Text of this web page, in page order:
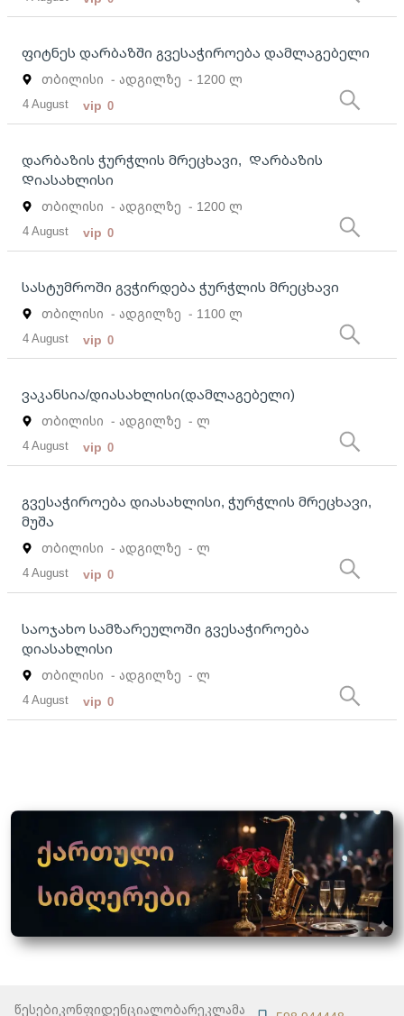
ფიტნეს დარბაზში გვესაჭიროება დამლაგებელი
თბილისი - ადგილზე - 1200 ლ
4 August vip 0
დარბაზის ჭურჭლის მრეცხავი, Დარბაზის
Დიასახლისი
თბილისი - ადგილზე - 1200 ლ
4 August vip 0
სასტუმროში გვჭირდება ჭურჭლის მრეცხავი
თბილისი - ადგილზე - 1100 ლ
4 August vip 0
ვაკანსია/დიასახლისი(დამლაგებელი)
თბილისი - ადგილზე - ლ
4 August vip 0
გვესაჭიროება დიასახლისი, ჭურჭლის მრეცხავი,
მუშა
თბილისი - ადგილზე - ლ
4 August vip 0
საოჯახო სამზარეულოში გვესაჭიროება
დიასახლისი
თბილისი - ადგილზე - ლ
4 August vip 0
წესებიკონფიდენციალობარეკლამა